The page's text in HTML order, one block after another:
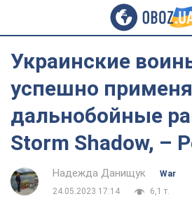
Украинские
успешно
дальнобойные
Storm Shadow, –
Надежда Данищук
War
24.05.2023 17:14
6,1 т.